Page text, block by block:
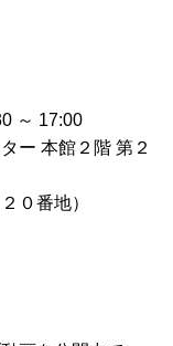
～ 17:00
ー 本館２階 第２
０番地）